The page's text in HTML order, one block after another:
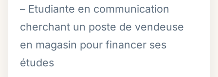
– Etudiante en communication
cherchant un poste de vendeuse
en magasin pour financer ses
études